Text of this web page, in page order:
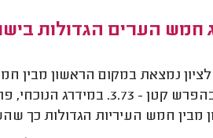
חמש הערים הגדולות
מבין חמש העיריות הגדולות כך